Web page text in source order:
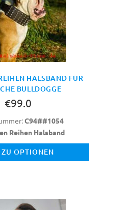
HALSBAND FÜR
BULLDOGGE
€99.0
C94##1054
Reihen Halsband
ZU OPTIONEN